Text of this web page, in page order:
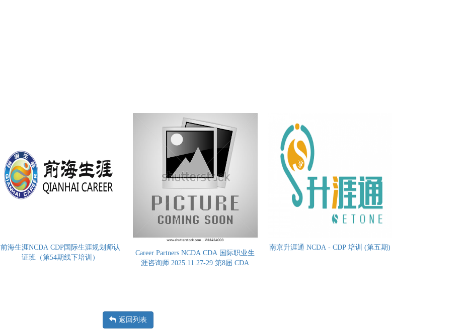
前海生涯NCDA CDP国际生涯规划师认
证班（第54期线下培训）
Career Partners NCDA CDA 国际职业生
涯咨询师 2025.11.27-29 第8届 CDA
南京升涯通 NCDA - CDP 培训 (第五期)
返回列表